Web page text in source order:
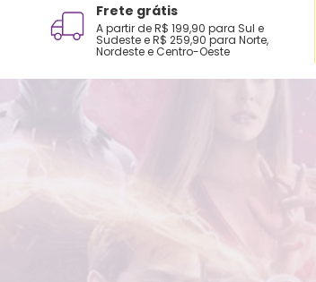
Frete grátis
A partir de R$ 199,90 para Sul e
Sudeste e R$ 259,90 para Norte,
Nordeste e Centro-Oeste